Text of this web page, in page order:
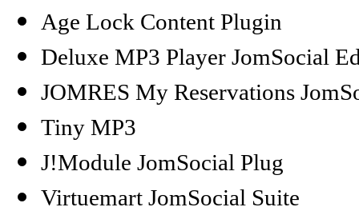
Age Lock Content Plugin
Deluxe MP3 Player JomSocial
JOMRES My Reservations
Tiny MP3
J!Module JomSocial Plug
Virtuemart JomSocial Suite